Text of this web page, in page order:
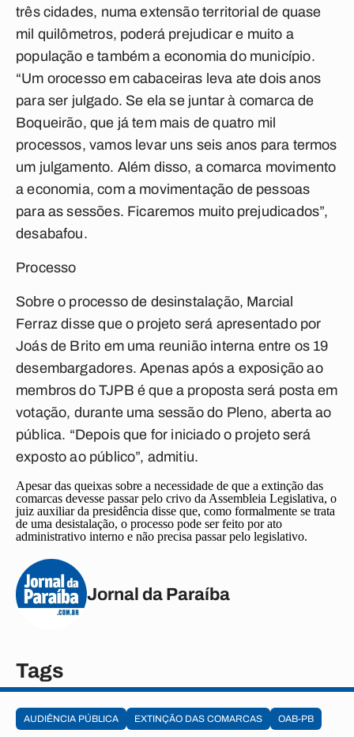
três cidades, numa extensão territorial de quase
mil quilômetros, poderá prejudicar e muito a
população e também a economia do município.
“Um orocesso em cabaceiras leva ate dois anos
para ser julgado. Se ela se juntar à comarca de
Boqueirão, que já tem mais de quatro mil
processos, vamos levar uns seis anos para termos
um julgamento. Além disso, a comarca movimento
a economia, com a movimentação de pessoas
para as sessões. Ficaremos muito prejudicados”,
desabafou.
Processo
Sobre o processo de desinstalação, Marcial
Ferraz disse que o projeto será apresentado por
Joás de Brito em uma reunião interna entre os 19
desembargadores. Apenas após a exposição ao
membros do TJPB é que a proposta será posta em
votação, durante uma sessão do Pleno, aberta ao
pública. “Depois que for iniciado o projeto será
exposto ao público”, admitiu.
Apesar das queixas sobre a necessidade de que a extinção das
comarcas devesse passar pelo crivo da Assembleia Legislativa, o
juiz auxiliar da presidência disse que, como formalmente se trata
de uma desistalação, o processo pode ser feito por ato
administrativo interno e não precisa passar pelo legislativo.
Jornal da Paraíba
Tags
AUDIÊNCIA PÚBLICA EXTINÇÃO DAS COMARCAS OAB-PB